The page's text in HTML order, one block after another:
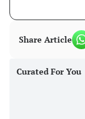
Share Article
Curated For You